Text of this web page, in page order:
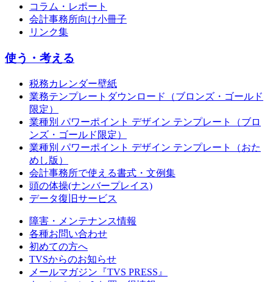
コラム・レポート
会計事務所向け小冊子
リンク集
使う・考える
税務カレンダー壁紙
業務テンプレートダウンロード（ブロンズ・ゴールド
限定）
業種別 パワーポイント デザイン テンプレート（ブロ
ンズ・ゴールド限定）
業種別 パワーポイント デザイン テンプレート（おた
めし版）
会計事務所で使える書式・文例集
頭の体操(ナンバープレイス)
データ復旧サービス
障害・メンテナンス情報
各種お問い合わせ
初めての方へ
TVSからのお知らせ
メールマガジン『TVS PRESS』